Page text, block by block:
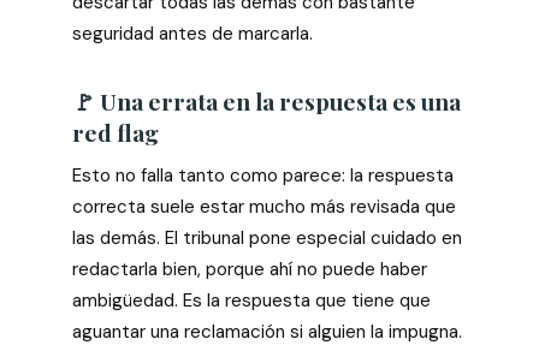
seguridad antes de marcarla.
🚩 Una errata en la respuesta es una
red flag
Esto no falla tanto como parece: la respuesta
correcta suele estar mucho más revisada que
las demás. El tribunal pone especial cuidado en
redactarla bien, porque ahí no puede haber
ambigüedad. Es la respuesta que tiene que
aguantar una reclamación si alguien la impugna.